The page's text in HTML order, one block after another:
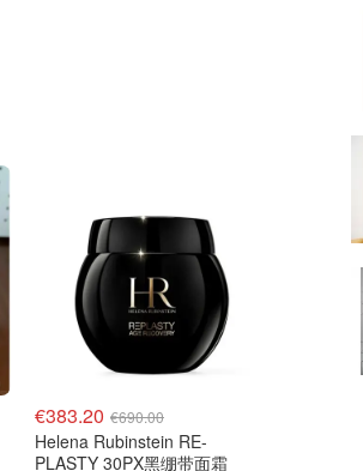
€383.20 €690.00
Helena Rubinstein RE-
PLASTY 30PX黑绷带面霜